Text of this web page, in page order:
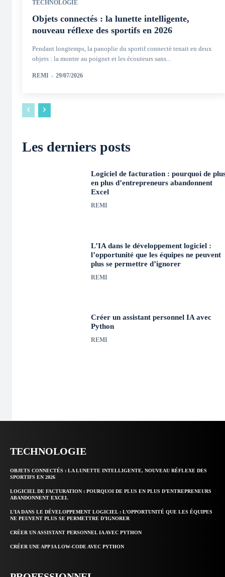
TECHNOLOGIE
Objets connectés : la lunette intelligente,
nouveau réflexe des sportifs en 2026
Pendant longtemps, la panoplie du sportif connecté tenait en deux
objets : la montre au poignet et les écouteurs sans...
REMI - 29/07/2026
Les derniers posts
Logiciel de facturation : pourquoi de
en plus d’entrepreneurs abandonnent
Excel
REMI
L’IA dans le développement logiciel :
l’opportunité que les équipes ne peuvent
plus se permettre d’ignorer
REMI
Créer un assistant personnel IA avec
Python
REMI
TECHNOLOGIE
OBJETS CONNECTÉS : LA LUNETTE INTELLIGENTE, NOUVEAU RÉFLEXE DES
SPORTIFS EN 2026
LOGICIEL DE FACTURATION : POURQUOI DE PLUS EN PLUS D’ENTREPRENEURS
ABANDONNENT EXCEL
L’IA DANS LE DÉVELOPPEMENT LOGICIEL : L’OPPORTUNITÉ QUE LES ÉQUIPES
NE PEUVENT PLUS SE PERMETTRE D’IGNORER
CRÉER UN ASSISTANT PERSONNEL IA AVEC PYTHON
CRÉER UNE APP IA LOW-CODE AVEC PYTHON